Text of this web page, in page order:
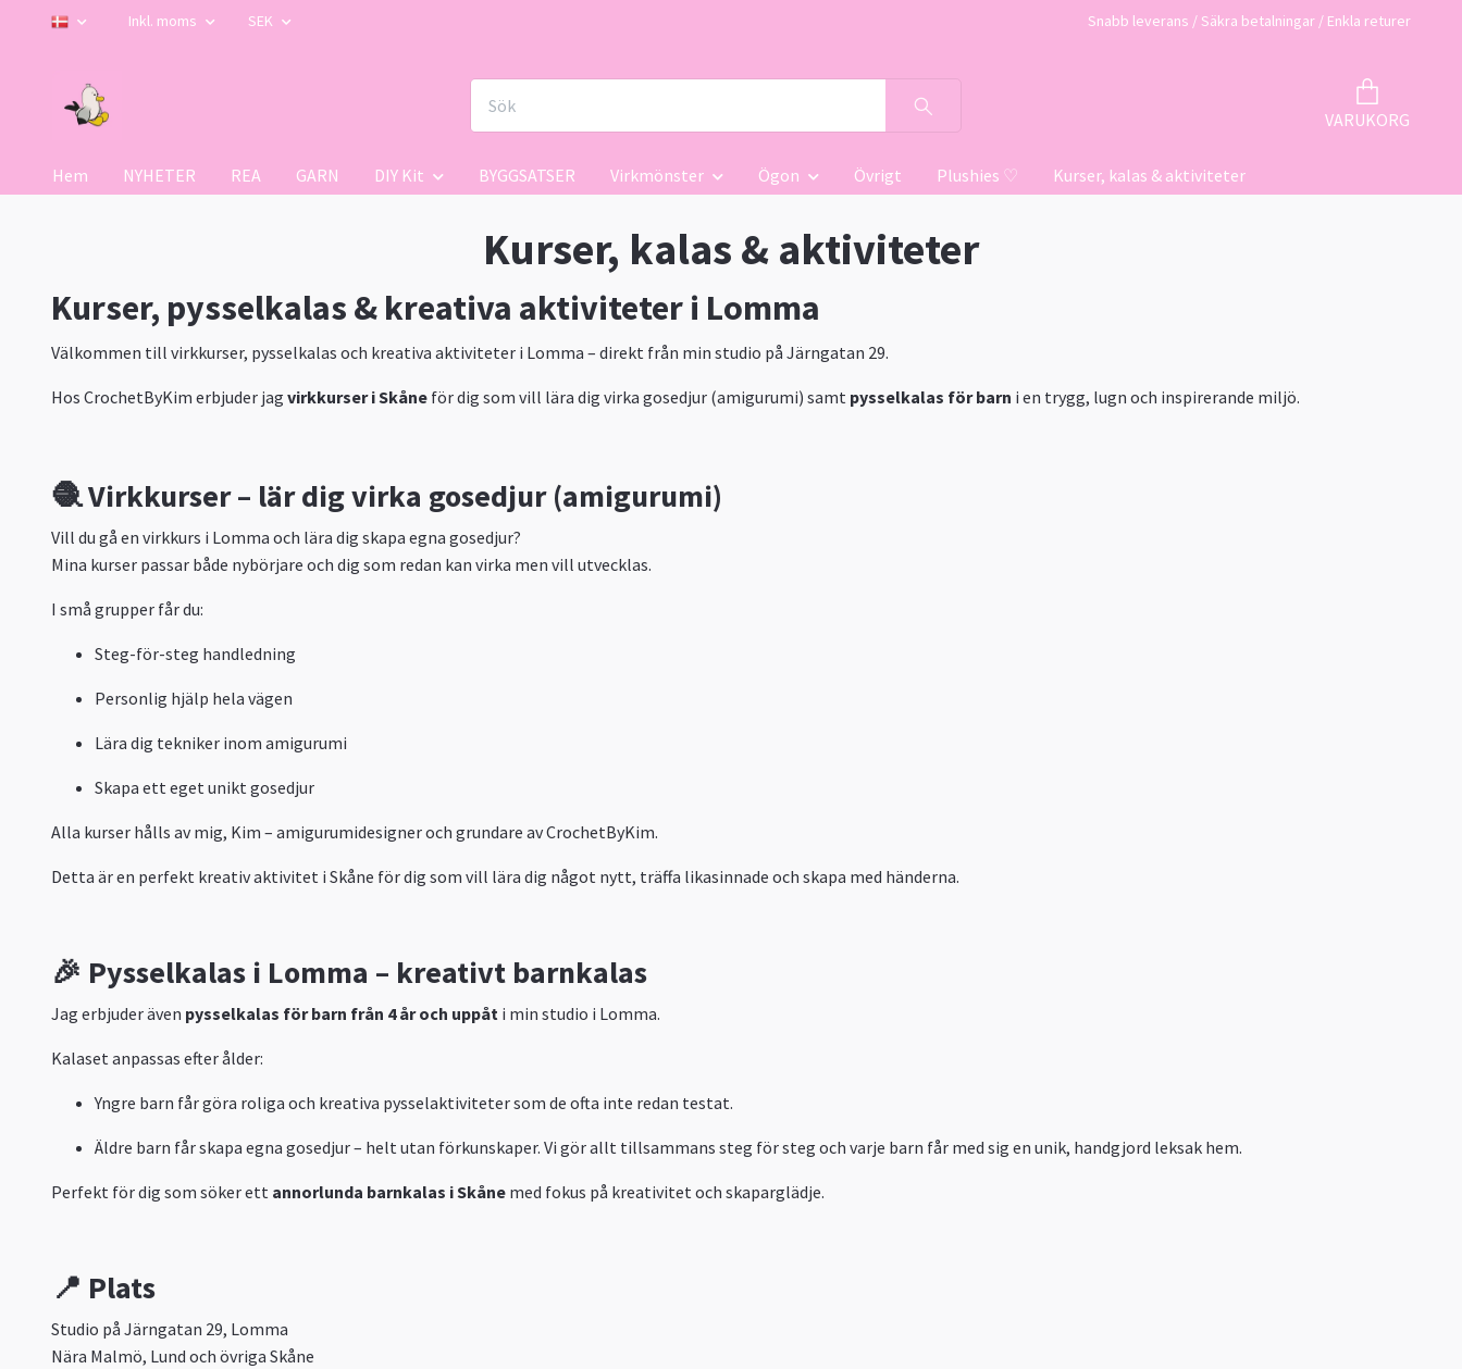
Inkl. moms SEK Snabb leverans / Säkra betalningar / Enkla returer
VARUKORG
Hem NYHETER REA GARN DIY Kit BYGGSATSER Virkmönster Ögon Övrigt Plushies ♡ Kurser, kalas & aktiviteter
Kurser, kalas & aktiviteter
Kurser, pysselkalas & kreativa aktiviteter i Lomma
Välkommen till virkkurser, pysselkalas och kreativa aktiviteter i Lomma – direkt från min studio på Järngatan 29.
Hos CrochetByKim erbjuder jag virkkurser i Skåne för dig som vill lära dig virka gosedjur (amigurumi) samt pysselkalas för barn i en trygg, lugn och inspirerande miljö.
🧶 Virkkurser – lär dig virka gosedjur (amigurumi)
Vill du gå en virkkurs i Lomma och lära dig skapa egna gosedjur?
Mina kurser passar både nybörjare och dig som redan kan virka men vill utvecklas.
I små grupper får du:
Steg-för-steg handledning
Personlig hjälp hela vägen
Lära dig tekniker inom amigurumi
Skapa ett eget unikt gosedjur
Alla kurser hålls av mig, Kim – amigurumidesigner och grundare av CrochetByKim.
Detta är en perfekt kreativ aktivitet i Skåne för dig som vill lära dig något nytt, träffa likasinnade och skapa med händerna.
🎉 Pysselkalas i Lomma – kreativt barnkalas
Jag erbjuder även pysselkalas för barn från 4 år och uppåt i min studio i Lomma.
Kalaset anpassas efter ålder:
Yngre barn får göra roliga och kreativa pysselaktiviteter som de ofta inte redan testat.
Äldre barn får skapa egna gosedjur – helt utan förkunskaper. Vi gör allt tillsammans steg för steg och varje barn får med sig en unik, handgjord leksak hem.
Perfekt för dig som söker ett annorlunda barnkalas i Skåne med fokus på kreativitet och skaparglädje.
📍 Plats
Studio på Järngatan 29, Lomma
Nära Malmö, Lund och övriga Skåne